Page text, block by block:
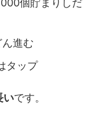
個貯まりしだ
進む
タップ
いです。